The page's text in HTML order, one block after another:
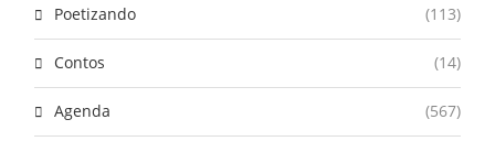
Poetizando (113)
Contos (14)
Agenda (567)